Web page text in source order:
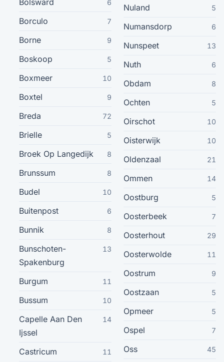
Veghel
Rijssen
Woerden
Schiedam
Bergen Op Zoom
Uden
Weert
Delft
Deurne
Etten-Leur
Den Helder
Bolsward 6
Borculo 7
Borne 9
Boskoop 5
Boxmeer 10
Boxtel 9
Breda 72
Brielle 5
Broek Op Langedijk 8
Brunssum 8
Budel 10
Buitenpost 6
Bunnik 8
Bunschoten-
Spakenburg
13
Burgum 11
Bussum 10
Capelle Aan Den
Ijssel
14
Castricum 11
Nuland 5
Numansdorp 6
Nunspeet 13
Nuth 6
Obdam 8
Ochten 5
Oirschot 10
Oisterwijk 10
Oldenzaal 21
Ommen 14
Oostburg 5
Oosterbeek 7
Oosterhout 29
Oosterwolde 11
Oostrum 9
Oostzaan 5
Opmeer 5
Ospel 7
Oss 45